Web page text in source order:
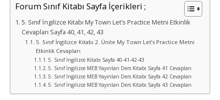
Forum Sınıf Kitabı Sayfa İçerikleri ;
5. Sınıf İngilizce Kitabı My Town Let’s Practice Metni Etkinlik
Cevapları Sayfa 40, 41, 42, 43
5. Sınıf İngilizce Kitabı 2. Ünite My Town Let’s Practice Metni
Etkinlik Cevapları
5. Sınıf İngilizce Kitabı Sayfa 40-41-42-43
5. Sınıf İngilizce MEB Yayınları Ders Kitabı Sayfa 41 Cevapları
5. Sınıf İngilizce MEB Yayınları Ders Kitabı Sayfa 42 Cevapları
5. Sınıf İngilizce MEB Yayınları Ders Kitabı Sayfa 43 Cevapları